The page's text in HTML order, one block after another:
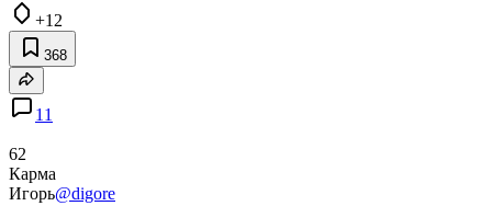
+12
368
11
62
Карма
Игорь@digore